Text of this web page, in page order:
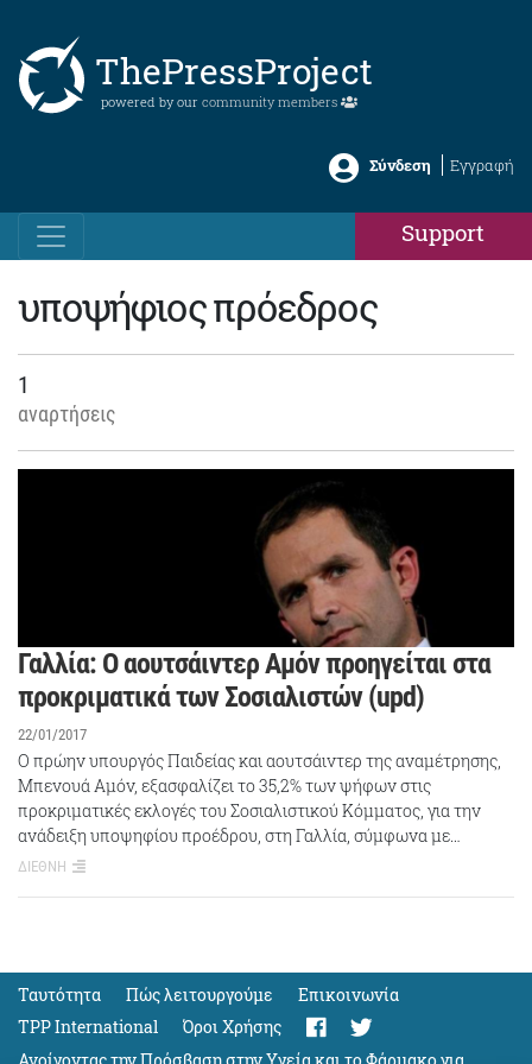
ThePressProject
powered by our community members
Σύνδεση Εγγραφή
Support
υποψήφιος πρόεδρος
1
αναρτήσεις
Γαλλία: Ο αουτσάιντερ Αμόν προηγείται στα
προκριματικά των Σοσιαλιστών (upd)
22/01/2017
Ο πρώην υπουργός Παιδείας και αουτσάιντερ της αναμέτρησης,
Μπενουά Αμόν, εξασφαλίζει το 35,2% των ψήφων στις
προκριματικές εκλογές του Σοσιαλιστικού Κόμματος, για την
ανάδειξη υποψηφίου προέδρου, στη Γαλλία, σύμφωνα με…
ΔΙΕΘΝΗ
Ταυτότητα Πώς λειτουργούμε
Eπικοινωνία
TPP International
Όροι Χρήσης